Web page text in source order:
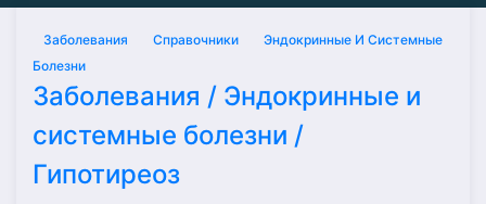
Заболевания Справочники
Эндокринные И Системные
Болезни
Заболевания / Эндокринные и
системные болезни /
Гипотиреоз